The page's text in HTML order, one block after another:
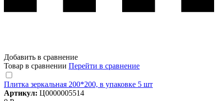
Добавить в сравнение
Товар в сравнении Перейти в сравнение
Плитка зеркальная 200*200, в упаковке 5 шт
Артикул: Ц0000005514